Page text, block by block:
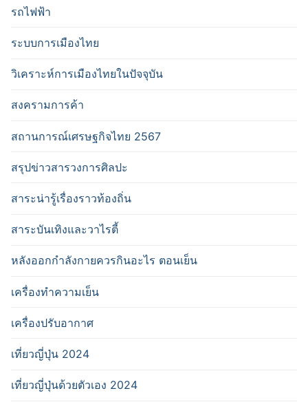
รถไฟฟ้า
ระบบการเมืองไทย
วิเคราะห์การเมืองไทยในปัจจุบัน
สงครามการค้า
สถานการณ์เศรษฐกิจไทย 2567
สรุปข่าวสารวงการศิลปะ
สาระน่ารู้เรื่องราวท้องถิ่น
สาระบันเทิงและวาไรตี้
หลังออกกําลังกายควรกินอะไร ตอนเย็น
เครื่องทำความเย็น
เครื่องปรับอากาศ
เที่ยวญี่ปุ่น 2024
เที่ยวญี่ปุ่นด้วยตัวเอง 2024